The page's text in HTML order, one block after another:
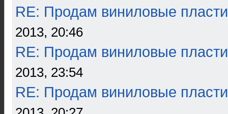
RE: Продам виниловые
2013, 20:46
RE: Продам виниловые
2013, 23:54
RE: Продам виниловые